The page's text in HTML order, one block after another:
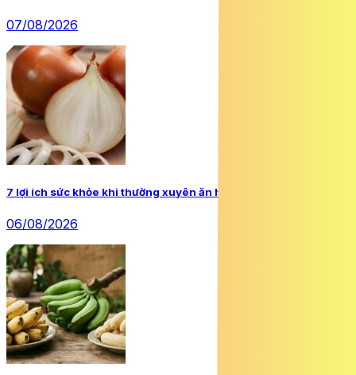
07/08/2026
7 lợi ích sức khỏe khi thường xuyên ăn hành tây
06/08/2026